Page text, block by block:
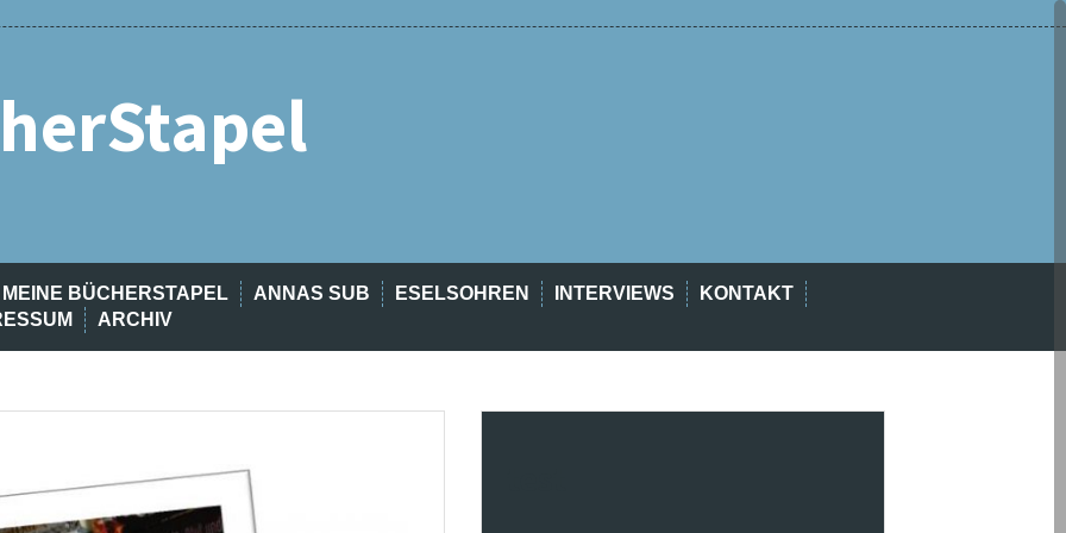
MEINE BÜCHERSTAPEL ANNAS SUB ESELSOHREN INTERVIEWS
KONTAKT
ARCHIV